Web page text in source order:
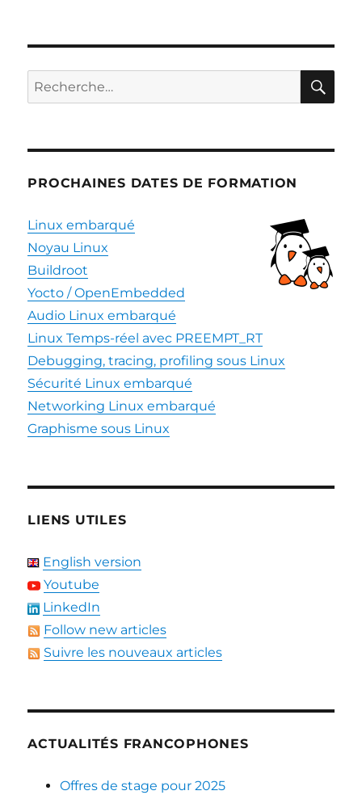
Recherche
pour :
PROCHAINES DATES DE FORMATION
Linux embarqué
Noyau Linux
Buildroot
Yocto / OpenEmbedded
Audio Linux embarqué
Linux Temps-réel avec PREEMPT_RT
Debugging, tracing, profiling sous Linux
Sécurité Linux embarqué
Networking Linux embarqué
Graphisme sous Linux
LIENS UTILES
English version
Youtube
LinkedIn
Follow new articles
Suivre les nouveaux articles
ACTUALITÉS FRANCOPHONES
Offres de stage pour 2025